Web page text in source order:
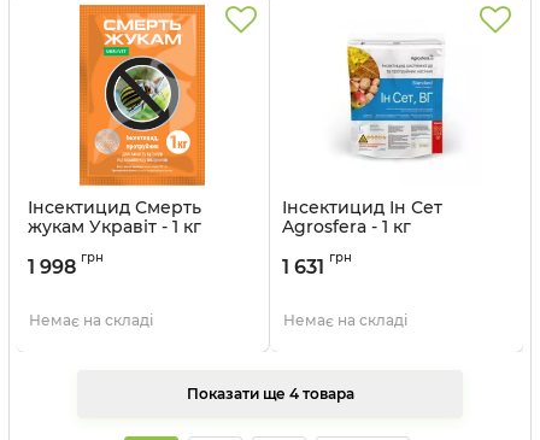
Інсектицид Смерть
жукам Укравіт - 1 кг
1 998 грн
Немає на складі
Інсектицид Ін Сет
Agrosfera - 1 кг
1 631 грн
Немає на складі
Показати ще 4 товара